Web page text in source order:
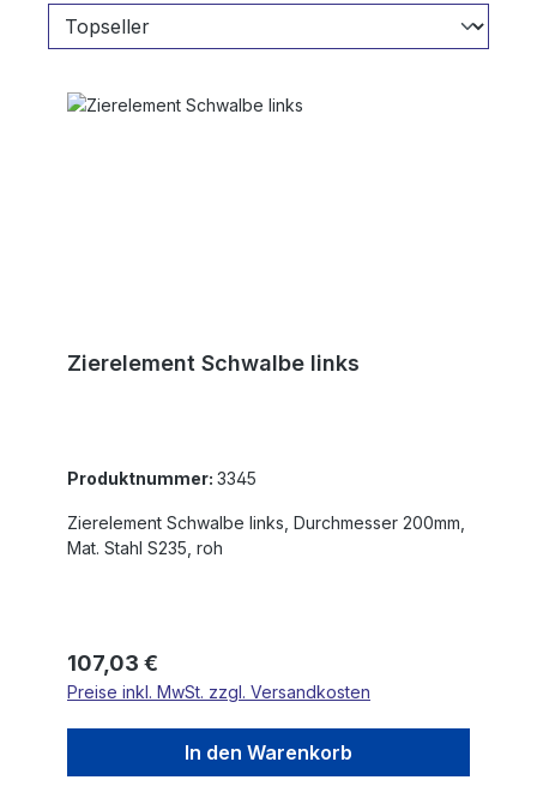
Zierelement Schwalbe links
Produktnummer: 3345
Zierelement Schwalbe links, Durchmesser 200mm,
Mat. Stahl S235, roh
Regulärer Preis:
107,03 €
Preise inkl. MwSt. zzgl. Versandkosten
In den Warenkorb